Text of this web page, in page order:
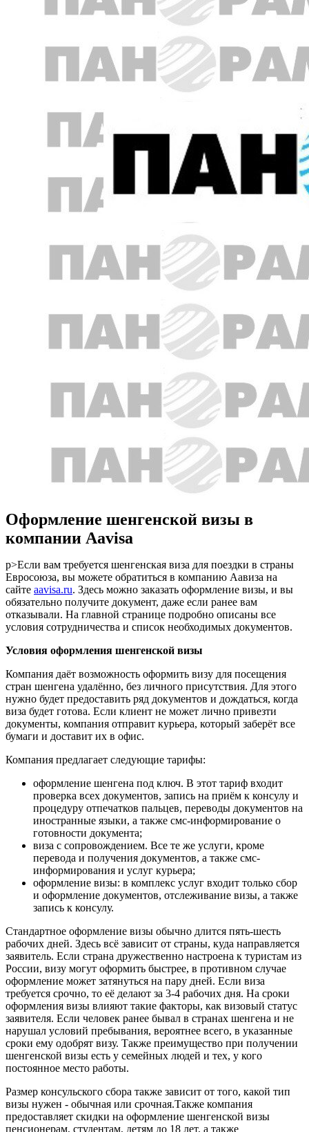
Оформление шенгенской визы в
компании Aavisa
p>Если вам требуется шенгенская виза для поездки в страны
Евросоюза, вы можете обратиться в компанию Аавиза на
сайте aavisa.ru. Здесь можно заказать оформление визы, и вы
обязательно получите документ, даже если ранее вам
отказывали. На главной странице подробно описаны все
условия сотрудничества и список необходимых документов.
Условия оформления шенгенской визы
Компания даёт возможность оформить визу для посещения
стран шенгена удалённо, без личного присутствия. Для этого
нужно будет предоставить ряд документов и дождаться, когда
виза будет готова. Если клиент не может лично привезти
документы, компания отправит курьера, который заберёт все
бумаги и доставит их в офис.
Компания предлагает следующие тарифы:
оформление шенгена под ключ. В этот тариф входит
проверка всех документов, запись на приём к консулу и
процедуру отпечатков пальцев, переводы документов на
иностранные языки, а также смс-информирование о
готовности документа;
виза с сопровождением. Все те же услуги, кроме
перевода и получения документов, а также смс-
информирования и услуг курьера;
оформление визы: в комплекс услуг входит только сбор
и оформление документов, отслеживание визы, а также
запись к консулу.
Стандартное оформление визы обычно длится пять-шесть
рабочих дней. Здесь всё зависит от страны, куда направляется
заявитель. Если страна дружественно настроена к туристам из
России, визу могут оформить быстрее, в противном случае
оформление может затянуться на пару дней. Если виза
требуется срочно, то её делают за 3-4 рабочих дня. На сроки
оформления визы влияют такие факторы, как визовый статус
заявителя. Если человек ранее бывал в странах шенгена и не
нарушал условий пребывания, вероятнее всего, в указанные
сроки ему одобрят визу. Также преимущество при получении
шенгенской визы есть у семейных людей и тех, у кого
постоянное место работы.
Размер консульского сбора также зависит от того, какой тип
визы нужен - обычная или срочная.Также компания
предоставляет скидки на оформление шенгенской визы
пенсионерам, студентам, детям до 18 лет, а также